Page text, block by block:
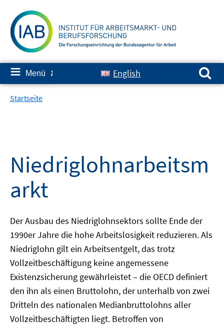
zum
Inhalt
≡ Menü ✘ English
Suchen nach:
Startseite
Niedriglohnarbeitsm
arkt
Der Ausbau des Niedriglohnsektors sollte Ende der
1990er Jahre die hohe Arbeitslosigkeit reduzieren. Als
Niedriglohn gilt ein Arbeitsentgelt, das trotz
Vollzeitbeschäftigung keine angemessene
Existenzsicherung gewährleistet – die OECD definiert
den ihn als einen Bruttolohn, der unterhalb von zwei
Dritteln des nationalen Medianbruttolohns aller
Vollzeitbeschäftigten liegt. Betroffen von